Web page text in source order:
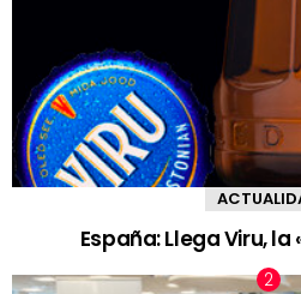
España: Llega Viru, la